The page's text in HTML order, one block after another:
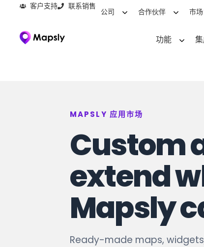
客户支持 联系销售
公司 合作伙伴 市场
功能
MAPSLY 应用市场
Custom
extend
Mapsly
Ready-made maps,